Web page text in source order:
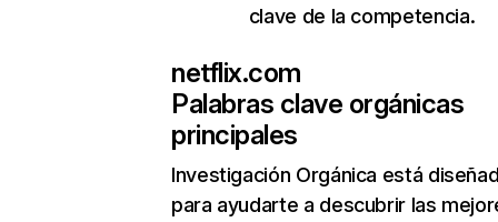
clave de la competencia.
netflix.com
Palabras clave orgánicas
principales
Investigación Orgánica está
para ayudarte a descubrir las